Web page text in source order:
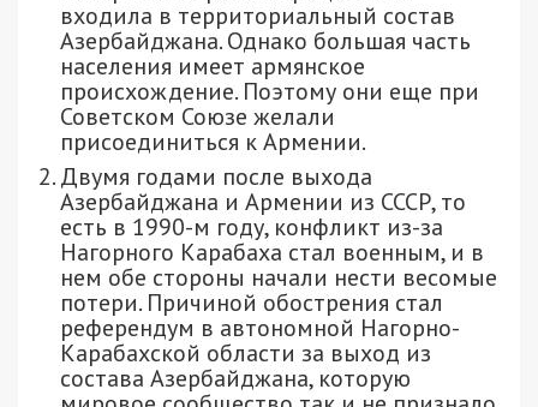
входила в территориальный состав
Азербайджана. Однако большая часть
населения имеет армянское
происхождение. Поэтому они еще при
Советском Союзе желали
присоединиться к Армении.
Двумя годами после выхода
Азербайджана и Армении из СССР, то
есть в 1990-м году, конфликт из-за
Нагорного Карабаха стал военным, и в
нем обе стороны начали нести весомые
потери. Причиной обострения стал
референдум в автономной Нагорно-
Карабахской области за выход из
состава Азербайджана, которую